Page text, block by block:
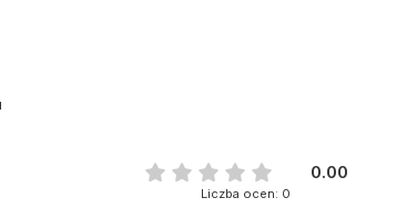
0.00
Liczba ocen: 0